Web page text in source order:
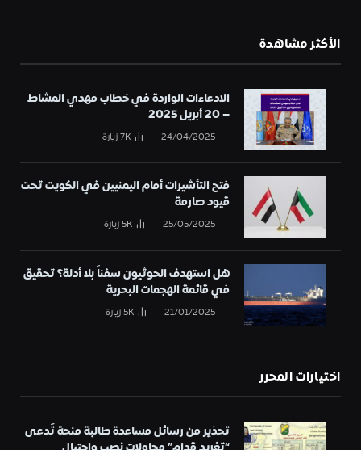
الأكثر مشاهدة
الادعاءات الواردة في خطاب مهدي المشاط
– 20 أبريل 2025
24/04/2025
7Kزيارة
فتح التأشيرات أمام اليمنيين في الكويت تحت
قيود صارمة
25/05/2025
5Kزيارة
هل استهدف الحوثيون سفناً بلا أدلة؟ تحقيق
في قائمة الهجمات البحرية
21/01/2025
5Kزيارة
اختيارات المحرر
تحذير من رسائل مساعدة طالبة منحة تُدعى